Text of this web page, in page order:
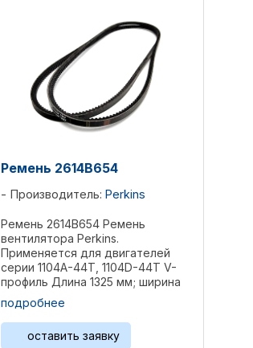
Ремень 2614B654
Производитель: Perkins
Ремень 2614B654 Ремень
вентилятора Perkins.
Применяется для двигателей
серии 1104A-44T, 1104D-44T V-
профиль Длина 1325 мм; ширина
13 мм Вес 0,345 кг Комплект 2 шт
Референции: ...
подробнее
оставить заявку